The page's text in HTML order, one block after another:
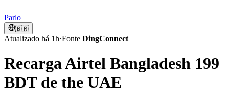
Parlo
🇧🇷
Atualizado há 1h·Fonte DingConnect
Recarga Airtel Bangladesh 199
BDT de the UAE